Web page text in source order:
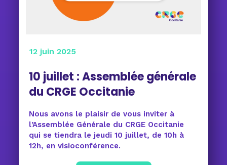
12 juin 2025
10 juillet : Assemblée générale
du CRGE Occitanie
Nous avons le plaisir de vous inviter à
l’Assemblée Générale du CRGE Occitanie
qui se tiendra le jeudi 10 juillet, de 10h à
12h, en visioconférence.